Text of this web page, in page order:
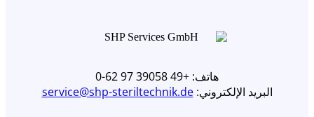
هاتف: +49 39058 97 62-0
البريد الإلكتروني:service@shp-steriltechnik.de